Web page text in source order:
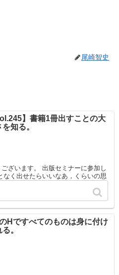
尾崎智史
】書籍1冊出すことの大
知る。
ざいます。 出版セミナーに参加し
く出せたらいいなあ，くらいの思
せないんだな、と、自分の甘さに
Hですべてのものは身に付け
。